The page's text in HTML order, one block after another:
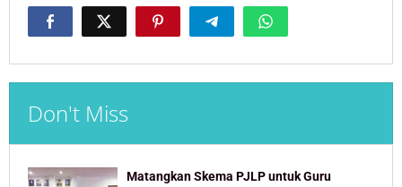
Don't Miss
Matangkan Skema PJLP untuk Guru